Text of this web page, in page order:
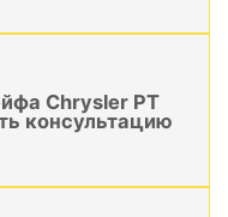
Chrysler PT
консультацию